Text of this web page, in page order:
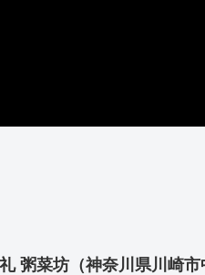
粥菜坊（神奈川県川崎市